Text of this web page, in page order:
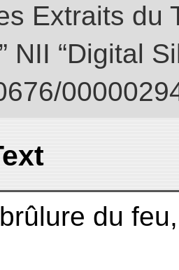
Extraits du
NII “Digital
du